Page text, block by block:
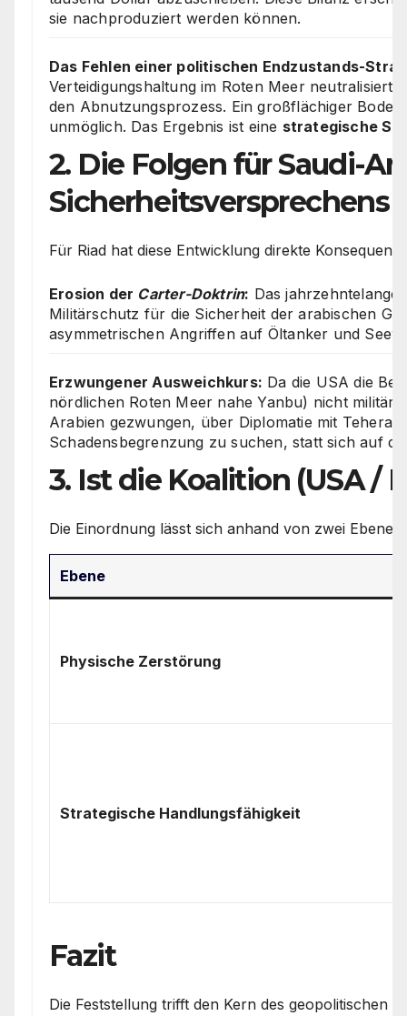
sie nachproduziert werden können.
Das Fehlen einer politischen Endzustands-
Verteidigungshaltung im Roten Meer
den Abnutzungsprozess. Ein großflächiger
unmöglich. Das Ergebnis ist eine strategische
2. Die Folgen für Saudi-
Sicherheitsversprechens
Für Riad hat diese Entwicklung direkte
Erosion der Carter-Doktrin: Das
Militärschutz für die Sicherheit der arabischen
asymmetrischen Angriffen auf Öltanker und
Erzwungener Ausweichkurs: Da die USA die
nördlichen Roten Meer nahe Yanbu) nicht
Arabien gezwungen, über Diplomatie mit
Schadensbegrenzung zu suchen, statt sich auf
3. Ist die Koalition (USA /
Die Einordnung lässt sich anhand von zwei
Ebene
Physische Zerstörung
Strategische Handlungsfähigkeit
Fazit
Die Feststellung trifft den Kern des geopolitischen